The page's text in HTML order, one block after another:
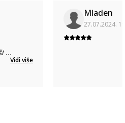
...
Vidi više
Mladen
27.07.2024.